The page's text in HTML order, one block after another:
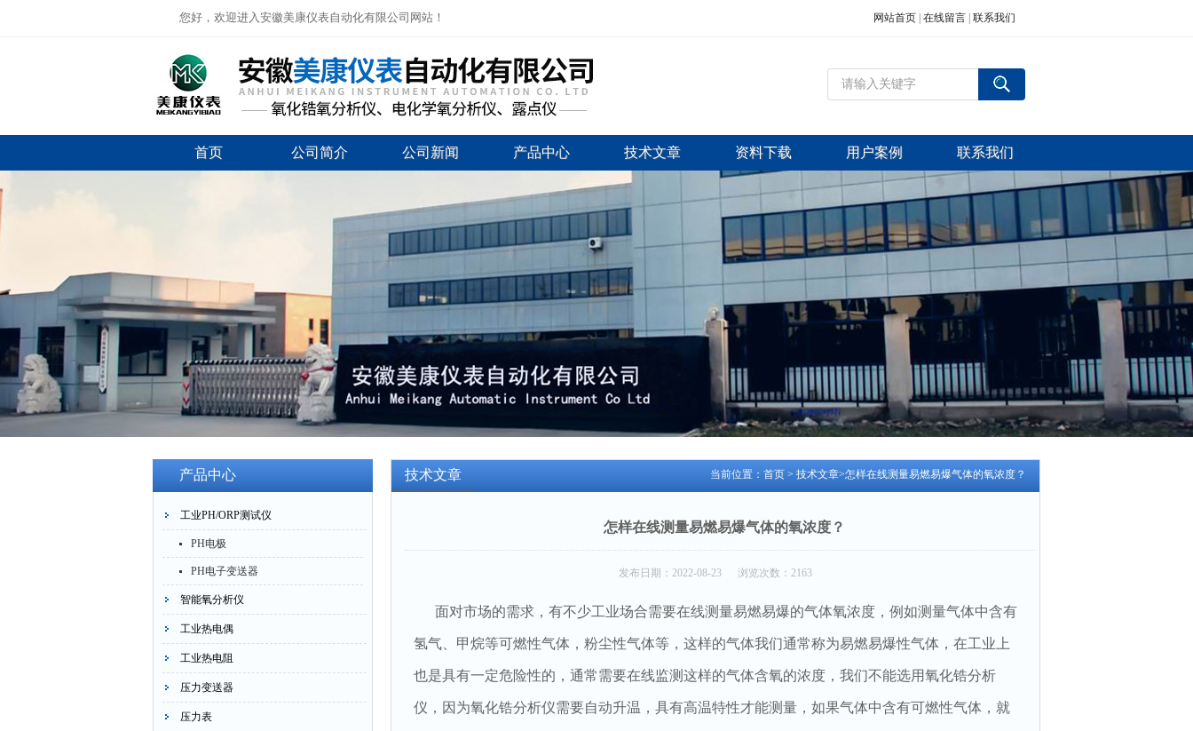
您好，欢迎进入安徽美康仪表自动化有限公司网站！ 网站首页 在线留言 联系我们
首页 公司简介 公司新闻 产品中心 技术文章 资料下载 用户案例 联系我们
产品中心
工业PH/ORP测试仪
PH电极
PH电子变送器
智能氧分析仪
工业热电偶
工业热电阻
压力变送器
压力表
当前位置： 首页 > 技术文章>怎样在线测量易燃易爆气体的氧浓度？
技术文章
怎样在线测量易燃易爆气体的氧浓度？
发布日期：2022-08-23 浏览次数：2163
面对市场的需求，有不少工业场合需要在线测量易燃易爆的气体氧浓度，例如测量气体中含有
氢气、甲烷等可燃性气体，粉尘性气体等，这样的气体我们通常称为易燃易爆性气体，在工业上
也是具有一定危险性的，通常需要在线监测这样的气体含氧的浓度，我们不能选用氧化锆分析
仪，因为氧化锆分析仪需要自动升温，具有高温特性才能测量，如果气体中含有可燃性气体，就